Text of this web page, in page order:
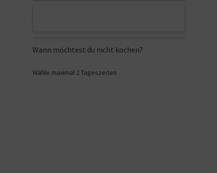
Wann möchtest du nicht kochen?
Wähle maximal 2 Tageszeiten